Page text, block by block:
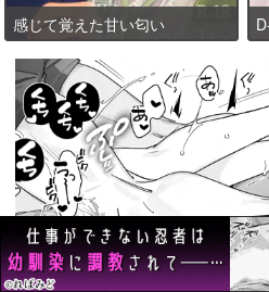
感じて覚えた甘い匂い